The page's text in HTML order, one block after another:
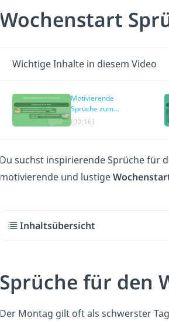
Wochenstart
Wichtige Inhalte in diesem Video
Motivierende
Sprüche zum
Wochenstart
(00:16)
Du suchst inspirierende Sprüche für
motivierende und lustige
Inhaltsübersicht
Sprüche für den
Der Montag gilt oft als schwerster